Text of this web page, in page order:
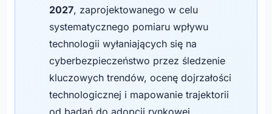
2027, zaprojektowanego w celu
systematycznego pomiaru wpływu
technologii wyłaniających się na
cyberbezpieczeństwo przez śledzenie
kluczowych trendów, ocenę dojrzałości
technologicznej i mapowanie trajektorii